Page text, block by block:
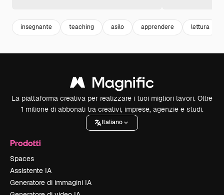
insegnante teaching asilo apprendere lettura
La piattaforma creativa per realizzare i tuoi migliori lavori. Oltre
1 milione di abbonati tra creativi, imprese, agenzie e studi.
Italiano
Prodotti
Spaces
Assistente IA
Generatore di immagini IA